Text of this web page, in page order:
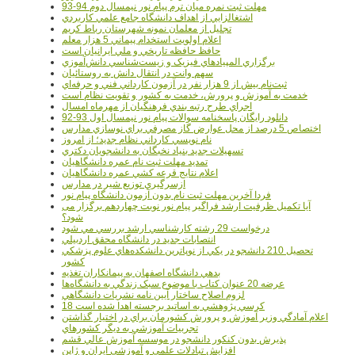
مهلت ثبت نمره میان ترم پیام نور نیمسال دوم 94-93
اشتغالزايي از اهداف دانشگاه جامع علمي کاربردي
تجليل از معلمان نمونه شهرستان رباط کريم
اعلام اولويت استخدام پيماني 5 هزار معلم
حافظ حافظه تاريخي و ملي ايرانيان است
برگزاري المپيادهاي فيزيک و زيست‌شناسي دانش‌آموزي
سهم وانت در انتقال دانش به روستائيان
ثبت‌نام بيش از 9 هزار نفر در آزمون کارداني فني و حرفه‌اي
خدمت به آموزش و پرورش، خدمت به کشور و تقويت نظام است
اجراي طرح رتبه بندي فرهنگيان از مهرماه امسال
دانلود رایگان پاسخنامه سوالات پیام نور نیمسال اول 93-92
اختصاص 5 درصد از محل عوارض گاز مصرفي براي نوسازي مدارس
نام نويسي کارداني نظام جديد؛ از امروز
تسهيلات جديد بنياد نخبگان به دانشجويان دکتري
تمديد مهلت ثبت نام عمره دانشگاهيان
اعلام نتايج قرعه کشي عمره دانشگاهيان
ازسرگيري توزيع شير در مدارس
فردا آخرین مهلت ثبت نام بدون آزمون دانشگاه پیام نور
آیا تکمیل ظرفیت ارشد فراگیر پیام نور نوبت چهاردهم برگزار می
شود؟
درخواست 29 رشته کارشناسي ارشد بررسي مي شود
انتصابات جديد در دانشگاه محقق اردبيلي
تحصيل 210 دانشجو در يکي از نوپاترين دانشکده‌هاي علوم پزشکي
کشور
بدهي دانشگاه اصفهان به پيمانکاران تغذيه
عرضه 20 عنوان کتاب با موضوع سبک زندگي به دانشگاه‌ها
لزوم اصلاح ساختار آيين نامه نشريات دانشگاهي
18 کرسي پژوهشي به اساتيد برجسته اهدا شده است
اعلام آمادگي وزير آموزش و پرورش کشورمان براي در اختيار گذاشتن
تجربيات آموزشي به ديگر کشورهاي
پذيرش بدون کنکور دانشجو در موسسه آموزش عالي قشم
افزايش تبادلات علمي و آموزشي ايران و ژاپن